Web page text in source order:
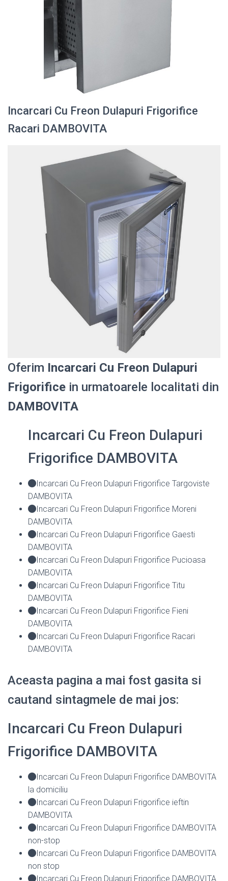
Incarcari Cu Freon Dulapuri Frigorifice
Racari DAMBOVITA
Oferim Incarcari Cu Freon Dulapuri
Frigorifice in urmatoarele localitati din
DAMBOVITA
Incarcari Cu Freon Dulapuri
Frigorifice DAMBOVITA
Incarcari Cu Freon Dulapuri Frigorifice Targoviste
DAMBOVITA
Incarcari Cu Freon Dulapuri Frigorifice Moreni
DAMBOVITA
Incarcari Cu Freon Dulapuri Frigorifice Gaesti
DAMBOVITA
Incarcari Cu Freon Dulapuri Frigorifice Pucioasa
DAMBOVITA
Incarcari Cu Freon Dulapuri Frigorifice Titu
DAMBOVITA
Incarcari Cu Freon Dulapuri Frigorifice Fieni
DAMBOVITA
Incarcari Cu Freon Dulapuri Frigorifice Racari
DAMBOVITA
Aceasta pagina a mai fost gasita si
cautand sintagmele de mai jos:
Incarcari Cu Freon Dulapuri
Frigorifice DAMBOVITA
Incarcari Cu Freon Dulapuri Frigorifice DAMBOVITA
la domiciliu
Incarcari Cu Freon Dulapuri Frigorifice ieftin
DAMBOVITA
Incarcari Cu Freon Dulapuri Frigorifice DAMBOVITA
non-stop
Incarcari Cu Freon Dulapuri Frigorifice DAMBOVITA
non stop
Incarcari Cu Freon Dulapuri Frigorifice DAMBOVITA